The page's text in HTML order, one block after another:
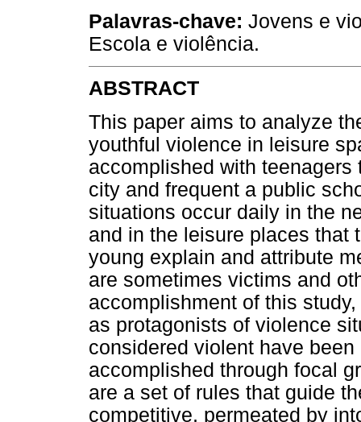
Palavras-chave: Jovens e
Escola e violência.
ABSTRACT
This paper aims to analyze
youthful violence in leisure
accomplished with
city and frequent a public
situations occur daily in the
and in the leisure places that
young explain and attribute
are sometimes victims and
accomplishment of this
as protagonists of violence
considered violent have
accomplished through focal
are a set of rules that guide
competitive, permeated by